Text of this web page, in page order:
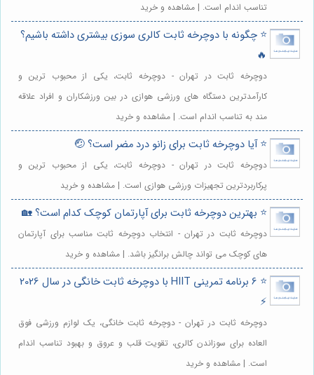
تناسب اندام است. | مشاهده و خرید
⭐️ چگونه با دوچرخه ثابت کالری سوزی بیشتری داشته باشیم؟
🔥
دوچرخه ثابت در تهران - دوچرخه ثابت، یکی از محبوب ترین و
کارآمدترین دستگاه های ورزشی هوازی در بین ورزشکاران و افراد علاقه
مند به تناسب اندام است. | مشاهده و خرید
⭐️ آیا دوچرخه ثابت برای زانو درد مضر است؟ 🤕
دوچرخه ثابت در تهران - دوچرخه ثابت، یکی از محبوب ترین و
پرکاربردترین تجهیزات ورزشی هوازی است. | مشاهده و خرید
⭐️ بهترین دوچرخه ثابت برای آپارتمان کوچک کدام است؟ 🏡
دوچرخه ثابت در تهران - انتخاب دوچرخه ثابت مناسب برای آپارتمان
های کوچک می تواند چالش برانگیز باشد. | مشاهده و خرید
⭐️ 6 برنامه تمرینی HIIT با دوچرخه ثابت خانگی در سال 2026
⚡️
دوچرخه ثابت در تهران - دوچرخه ثابت خانگی، یک لوازم ورزشی فوق
العاده برای سوزاندن کالری، تقویت قلب و عروق و بهبود تناسب اندام
است. | مشاهده و خرید